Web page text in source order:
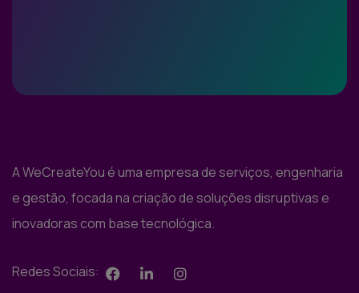
A WeCreateYou é uma empresa de serviços, engenharia
e gestão, focada na criação de soluções disruptivas e
inovadoras com base tecnológica.
Redes Sociais: